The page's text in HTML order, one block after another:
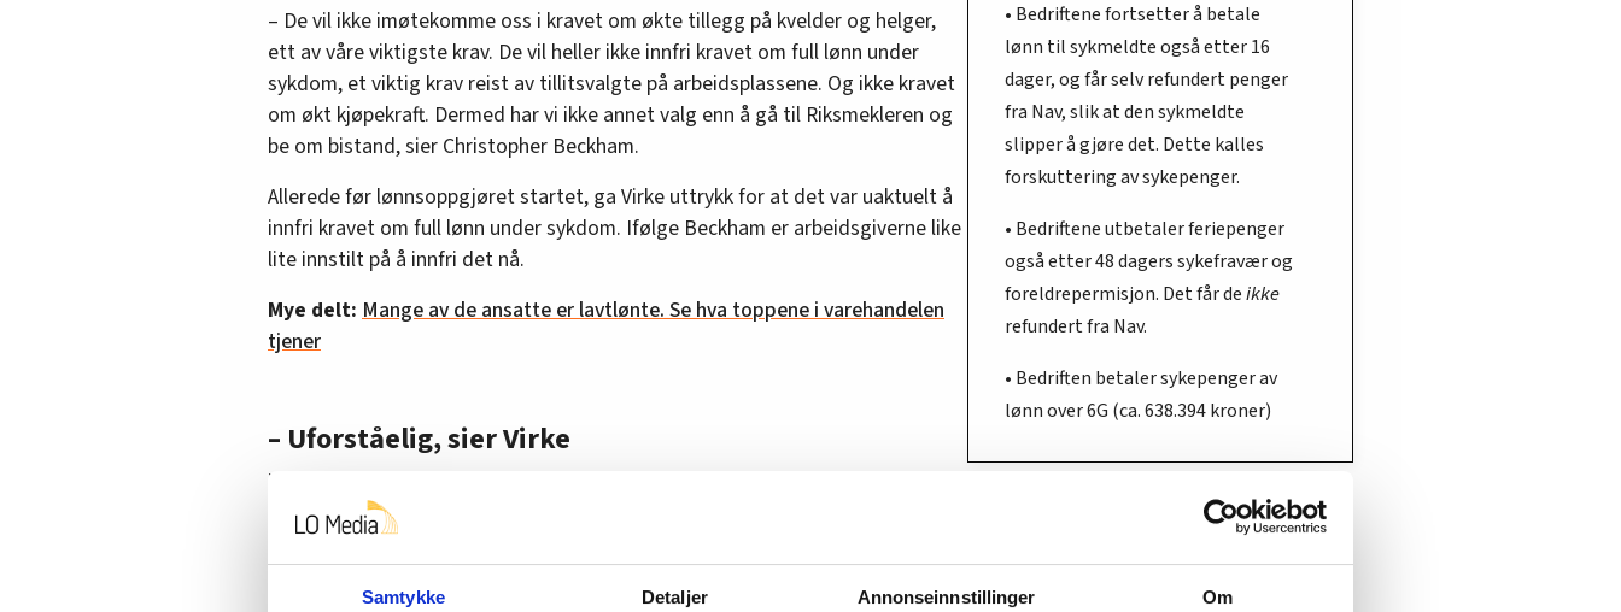
Samtykke Detaljer Annonseinnstillinger Om
– De vil ikke imøtekomme oss i kravet om økte tillegg på kvelder og helger,
ett av våre viktigste krav. De vil heller ikke innfri kravet om full lønn under
sykdom, et viktig krav reist av tillitsvalgte på arbeidsplassene. Og ikke kravet
om økt kjøpekraft. Dermed har vi ikke annet valg enn å gå til Riksmekleren og
be om bistand, sier Christopher Beckham.
Allerede før lønnsoppgjøret startet, ga Virke uttrykk for at det var uaktuelt å
innfri kravet om full lønn under sykdom. Ifølge Beckham er arbeidsgiverne like
lite innstilt på å innfri det nå.
Mye delt: Mange av de ansatte er lavtlønte. Se hva toppene i varehandelen
tjener
– Uforståelig, sier Virke
Torgeir Kroken, Virkes forhandlingsleder, er ikke veldig overrasket over at HK
valgte å bryte forhandlingene. Han er mer forundret over at HK igjen reiser
kravet om full lønn under sykdom.
Det samme kravet ble reist i 2020, uten resultat.
• Bedriftene fortsetter å betale
lønn til sykmeldte også etter 16
dager, og får selv refundert penger
fra Nav, slik at den sykmeldte
slipper å gjøre det. Dette kalles
forskuttering av sykepenger.
• Bedriftene utbetaler feriepenger
også etter 48 dagers sykefravær og
foreldrepermisjon. Det får deikke
refundert fra Nav.
• Bedriften betaler sykepenger av
lønn over 6G (ca. 638.394 kroner)